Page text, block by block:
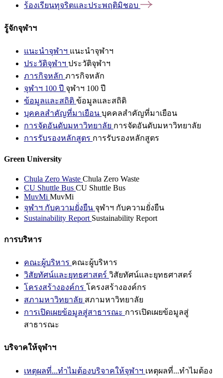
ร้องเรียนทุจริตและประพฤติมิชอบ
รู้จักจุฬาฯ
แนะนำจุฬาฯ แนะนำจุฬาฯ
ประวัติจุฬาฯ ประวัติจุฬาฯ
ภารกิจหลัก ภารกิจหลัก
จุฬาฯ 100 ปี จุฬาฯ 100 ปี
ข้อมูลและสถิติ ข้อมูลและสถิติ
บุคคลสำคัญที่มาเยือน บุคคลสำคัญที่มาเยือน
การจัดอันดับมหาวิทยาลัย การจัดอันดับมหาวิทยาลัย
การรับรองหลักสูตร การรับรองหลักสูตร
Green University
Chula Zero Waste Chula Zero Waste
CU Shuttle Bus CU Shuttle Bus
MuvMi MuvMi
จุฬาฯ กับความยั่งยืน จุฬาฯ กับความยั่งยืน
Sustainability Report Sustainability Report
การบริหาร
คณะผู้บริหาร คณะผู้บริหาร
วิสัยทัศน์และยุทธศาสตร์ วิสัยทัศน์และยุทธศาสตร์
โครงสร้างองค์กร โครงสร้างองค์กร
สภามหาวิทยาลัย สภามหาวิทยาลัย
การเปิดเผยข้อมูลสู่สาธารณะ การเปิดเผยข้อมูลสู่
สาธารณะ
บริจาคให้จุฬาฯ
เหตุผลที่...ทำไมต้องบริจาคให้จุฬาฯ เหตุผลที่...ทำไมต้อง